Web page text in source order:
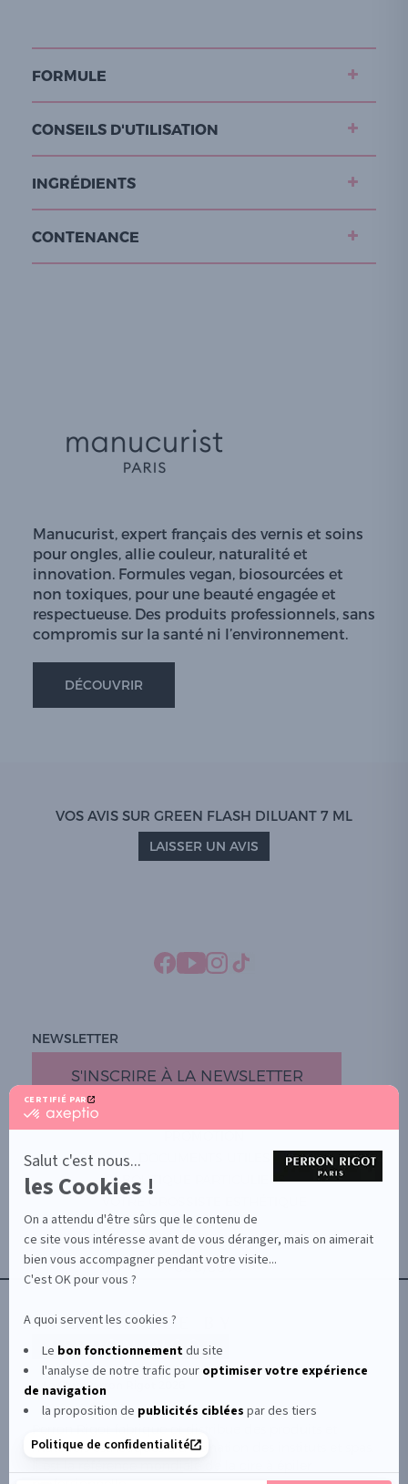
CERTIFIÉ PAR
certifié
En
savoir
plus
sur
Axeptio
Salut c'est nous...
les Cookies !
On a attendu d'être sûrs que le contenu de
ce site vous intéresse avant de vous déranger, mais on aimerait
bien vous accompagner pendant votre visite...
C'est OK pour vous ?
A quoi servent les cookies ?
Le bon fonctionnementdu site
l'analyse de notre trafic pour optimiservotre expérience
de navigation
la proposition de publicités ciblées par des tiers
Politique de confidentialité
FORMULE
CONSEILS D'UTILISATION
INGRÉDIENTS
CONTENANCE
Manucurist, expert français des vernis et soins
pour ongles, allie couleur, naturalité et
innovation. Formules vegan, biosourcées et
non toxiques, pour une beauté engagée et
respectueuse. Des produits professionnels, sans
compromis sur la santé ni l’environnement.
DÉCOUVRIR
VOS AVIS SUR GREEN FLASH DILUANT 7 ML
LAISSER UN AVIS
NEWSLETTER
S'INSCRIRE À LA NEWSLETTER
BOUTIQUE PARTICULIERS
AIDE / FAQ
CONTACT
CGU/CGV
© Le Club Perron Rigot 2026
matériels esthétiques à destination des instituts et spas.